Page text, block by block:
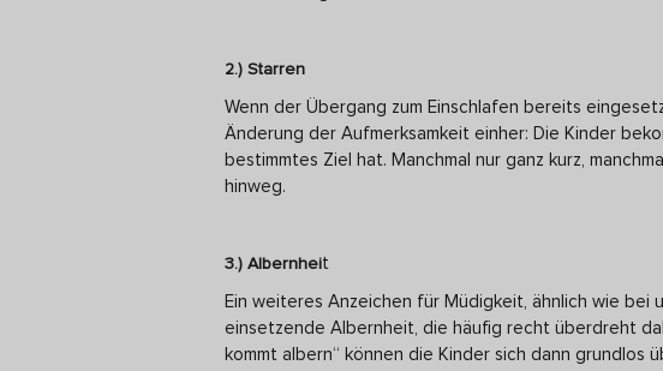
2.) Starren
Wenn der Übergang zum Einschlafen bereits
Änderung der Aufmerksamkeit einher: Die Kinder
bestimmtes Ziel hat. Manchmal nur ganz kurz,
hinweg.
3.) Albernheit
Ein weiteres Anzeichen für Müdigkeit, ähnlich wie bei
einsetzende Albernheit, die häufig recht überdreht
kommt albern“ können die Kinder sich dann